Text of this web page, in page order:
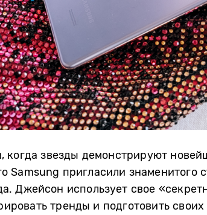
когда звезды демонстрируют
Samsung пригласили знаменитого
Джейсон использует свое
тренды и подготовить